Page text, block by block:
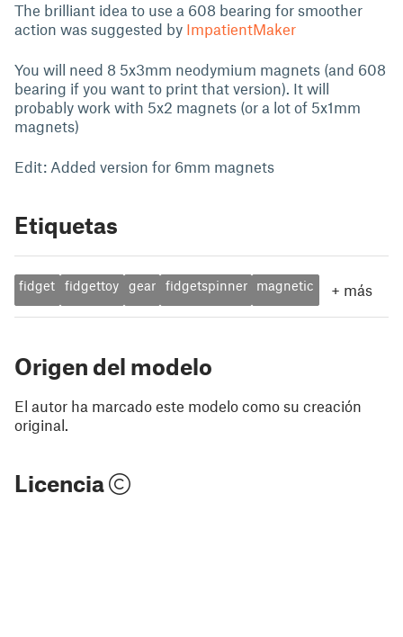
The brilliant idea to use a 608 bearing for smoother
action was suggested by ImpatientMaker
You will need 8 5x3mm neodymium magnets (and 608
bearing if you want to print that version). It will
probably work with 5x2 magnets (or a lot of 5x1mm
magnets)
Edit: Added version for 6mm magnets
Etiquetas
fidget fidgettoy gear fidgetspinner magnetic + más
Origen del modelo
El autor ha marcado este modelo como su creación
original.
Licencia